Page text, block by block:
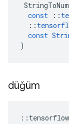
const
::
::
const
)
düğüm
:: tensorflow